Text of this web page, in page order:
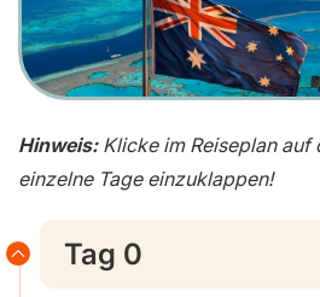
Hinweis: Klicke im Reiseplan auf
einzelne Tage einzuklappen!
Tag 0